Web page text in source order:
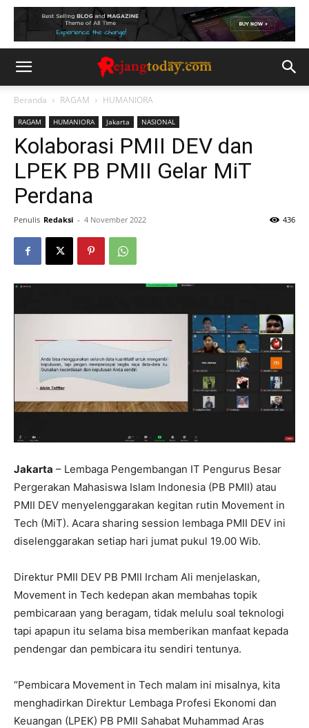
Beranda RAGAM HUMANIORA
RAGAM HUMANIORA Jakarta NASIONAL
Kolaborasi PMII DEV dan
LPEK PB PMII Gelar MiT
Perdana
Penulis Redaksi - 4 November 2022 436
Jakarta – Lembaga Pengembangan IT Pengurus Besar
Pergerakan Mahasiswa Islam Indonesia (PB PMII) atau
PMII DEV menyelenggarakan kegitan rutin Movement in
Tech (MiT). Acara sharing session lembaga PMII DEV ini
diselenggarakan setiap hari jumat pukul 19.00 Wib.
Direktur PMII DEV PB PMII Ircham Ali menjelaskan,
Movement in Tech kedepan akan membahas topik
pembicaraan yang beragam, tidak melulu soal teknologi
tapi apapun itu selama bisa memberikan manfaat kepada
pendengar dan pembicara itu sendiri tentunya.
“Pembicara Movement in Tech malam ini misalnya, kita
menghadirkan Direktur Lembaga Profesi Ekonomi dan
Keuangan (LPEK) PB PMII Sahabat Muhammad Aras